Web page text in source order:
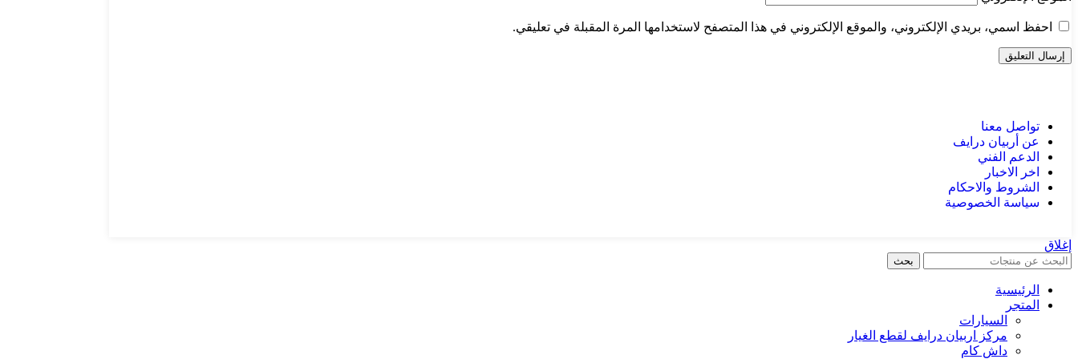
احفظ اسمي، بريدي الإلكتروني، والموقع الإلكتروني في هذا المتصفح لاستخدامها المرة المقبلة في تعليقي.
تواصل معنا
عن أربيان درايف
الدعم الفني
اخر الاخبار
الشروط والاحكام
سياسة الخصوصية
إغلاق
بحث
الرئيسية
المتجر
السيارات
مركز اربيان درايف لقطع الغيار
داش كام